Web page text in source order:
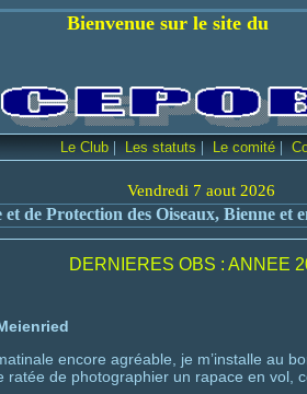
le site du
Le Club | Les statuts | Le comité |
Vendredi 7 aout 2026
de Protection des Oiseaux, Bienne et
DERNIERES OBS : ANNEE
encore agréable, je m’installe au
de photographier un rapace en vol,